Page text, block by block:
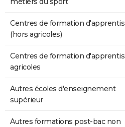
Centres de formation d'apprentis
(hors agricoles)
Centres de formation d'apprentis
agricoles
Autres écoles d'enseignement
supérieur
Autres formations post-bac non